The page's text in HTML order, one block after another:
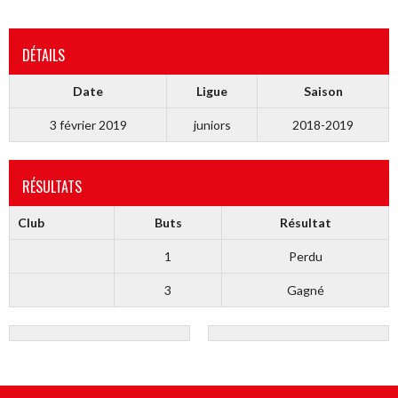
DÉTAILS
Date Ligue Saison
3 février 2019 juniors 2018-2019
RÉSULTATS
Club Buts Résultat
1 Perdu
3 Gagné